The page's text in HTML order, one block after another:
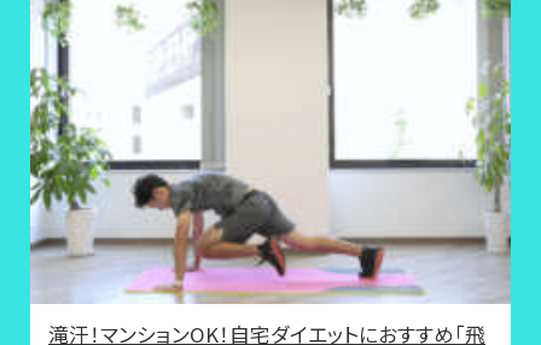
滝汗！マンションOK！自宅ダイエットにおすすめ「飛